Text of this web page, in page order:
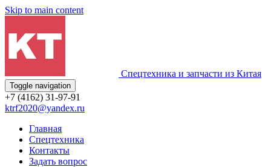
Skip to main content
Спецтехника и запчасти из Китая
Toggle navigation
+7 (4162) 31-97-91
ktrf2020@yandex.ru
Главная
Спецтехника
Контакты
Задать вопрос